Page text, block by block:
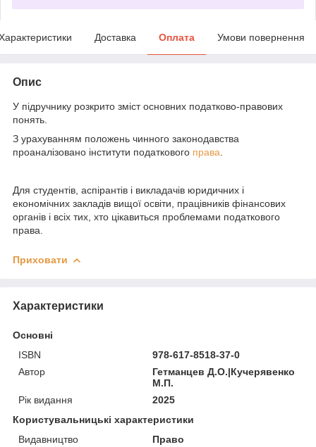
Доставка Оплата Умови повернення
Опис
У підручнику розкрито зміст основних податково-правових
понять.
З урахуванням положень чинного законодавства
проаналізовано інститути податкового права
Для студентів, аспірантів і викладачів юридичних і
економічних закладів вищої освіти, працівників фінансових
органів і всіх тих, хто цікавиться проблемами податкового
права.
Приховати
Характеристики
Основні
ISBN
978-617-8518-37-0
Автор
Гетманцев Д.О.|Кучерявенко
М.П.
Рік видання
2025
Користувальницькі характеристики
Видавництво
Право